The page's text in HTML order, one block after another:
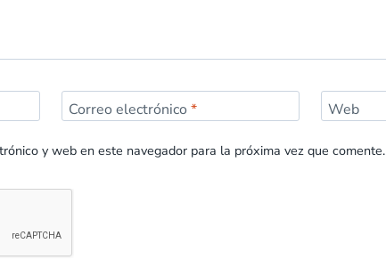
Correo electrónico* Web
y web en este navegador para la próxima vez que comente.